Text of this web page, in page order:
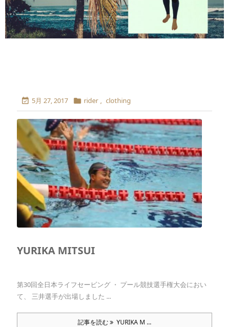
 5月 27, 2017  rider , clothing
YURIKA MITSUI
第30回全日本ライフセービング ・ プール競技選手権大会におい
て、 三井選手が出場しました ...
記事を読む YURIKA M ...